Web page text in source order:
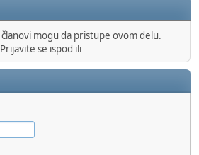
mogu da pristupe ovom delu.
Prijavite se ispod ili